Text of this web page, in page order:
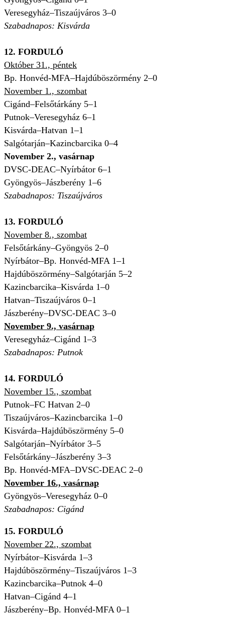
Veresegyház–Tiszaújváros 3–0
Szabadnapos: Kisvárda
12. FORDULÓ
Október 31., péntek
Bp. Honvéd-MFA–Hajdúböszörmény 2–0
November 1., szombat
Cigánd–Felsőtárkány 5–1
Putnok–Veresegyház 6–1
Kisvárda–Hatvan 1–1
Salgótarján–Kazincbarcika 0–4
November 2., vasárnap
DVSC-DEAC–Nyírbátor 6–1
Gyöngyös–Jászberény 1–6
Szabadnapos: Tiszaújváros
13. FORDULÓ
November 8., szombat
Felsőtárkány–Gyöngyös 2–0
Nyírbátor–Bp. Honvéd-MFA 1–1
Hajdúböszörmény–Salgótarján 5–2
Kazincbarcika–Kisvárda 1–0
Hatvan–Tiszaújváros 0–1
Jászberény–DVSC-DEAC 3–0
November 9., vasárnap
Veresegyház–Cigánd 1–3
Szabadnapos: Putnok
14. FORDULÓ
November 15., szombat
Putnok–FC Hatvan 2–0
Tiszaújváros–Kazincbarcika 1–0
Kisvárda–Hajdúböszörmény 5–0
Salgótarján–Nyírbátor 3–5
Felsőtárkány–Jászberény 3–3
Bp. Honvéd-MFA–DVSC-DEAC 2–0
November 16., vasárnap
Gyöngyös–Veresegyház 0–0
Szabadnapos: Cigánd
15. FORDULÓ
November 22., szombat
Nyírbátor–Kisvárda 1–3
Hajdúböszörmény–Tiszaújváros 1–3
Kazincbarcika–Putnok 4–0
Hatvan–Cigánd 4–1
Jászberény–Bp. Honvéd-MFA 0–1